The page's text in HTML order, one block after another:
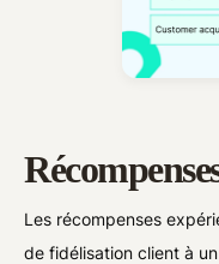
Les récompenses
de fidélisation client à